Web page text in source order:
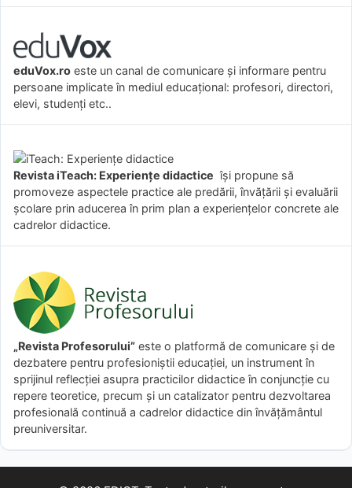
eduVox.ro este un canal de comunicare și informare pentru
persoane implicate în mediul educațional: profesori, directori,
elevi, studenți etc..
Revista iTeach: Experienţe didactice îşi propune să
promoveze aspectele practice ale predării, învăţării şi evaluării
şcolare prin aducerea în prim plan a experienţelor concrete ale
cadrelor didactice.
„Revista Profesorului” este o platformă de comunicare și de
dezbatere pentru profesioniștii educației, un instrument în
sprijinul reflecției asupra practicilor didactice în conjuncție cu
repere teoretice, precum și un catalizator pentru dezvoltarea
profesională continuă a cadrelor didactice din învățământul
preuniversitar.